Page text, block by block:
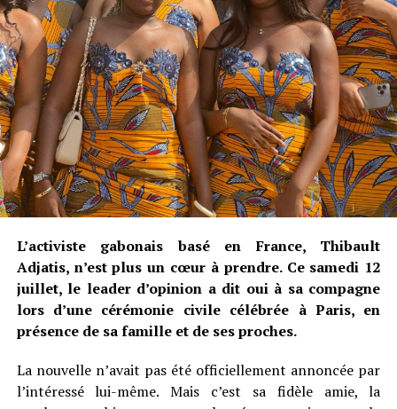
L’activiste gabonais basé en France, Thibault
Adjatis, n’est plus un cœur à prendre. Ce samedi 12
juillet, le leader d’opinion a dit oui à sa compagne
lors d’une cérémonie civile célébrée à Paris, en
présence de sa famille et de ses proches.
La nouvelle n’avait pas été officiellement annoncée par
l’intéressé lui-même. Mais c’est sa fidèle amie, la